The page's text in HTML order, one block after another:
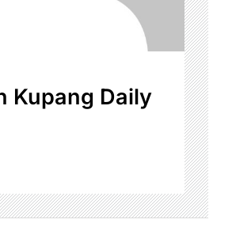
Kupang Daily